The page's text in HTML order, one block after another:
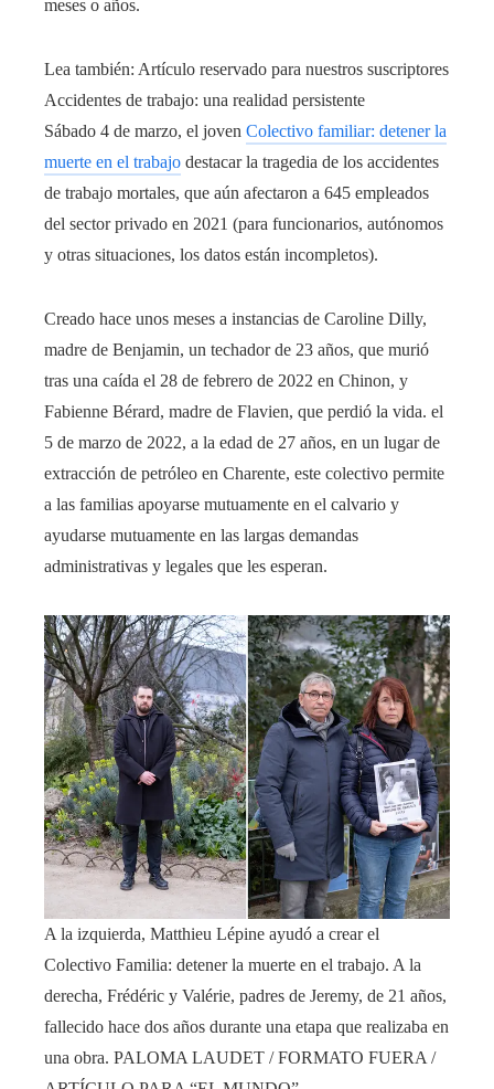
meses o años.
Lea también: Artículo reservado para nuestros suscriptores
Accidentes de trabajo: una realidad persistente
Sábado 4 de marzo, el joven Colectivo familiar: detener la
muerte en el trabajo destacar la tragedia de los accidentes
de trabajo mortales, que aún afectaron a 645 empleados
del sector privado en 2021 (para funcionarios, autónomos
y otras situaciones, los datos están incompletos).
Creado hace unos meses a instancias de Caroline Dilly,
madre de Benjamin, un techador de 23 años, que murió
tras una caída el 28 de febrero de 2022 en Chinon, y
Fabienne Bérard, madre de Flavien, que perdió la vida. el
5 de marzo de 2022, a la edad de 27 años, en un lugar de
extracción de petróleo en Charente, este colectivo permite
a las familias apoyarse mutuamente en el calvario y
ayudarse mutuamente en las largas demandas
administrativas y legales que les esperan.
A la izquierda, Matthieu Lépine ayudó a crear el
Colectivo Familia: detener la muerte en el trabajo. A la
derecha, Frédéric y Valérie, padres de Jeremy, de 21 años,
fallecido hace dos años durante una etapa que realizaba en
una obra. PALOMA LAUDET / FORMATO FUERA /